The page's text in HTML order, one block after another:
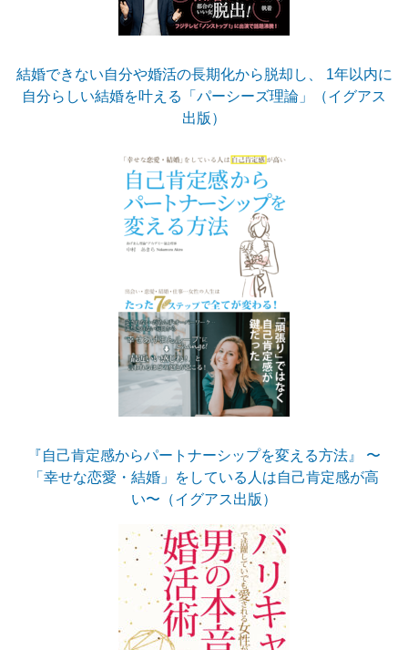
結婚できない自分や婚活の長期化から脱却し、 1年以内に
自分らしい結婚を叶える「パーシーズ理論」（イグアス
出版）
『自己肯定感からパートナーシップを変える方法』 〜
「幸せな恋愛・結婚」をしている人は自己肯定感が高
い〜（イグアス出版）